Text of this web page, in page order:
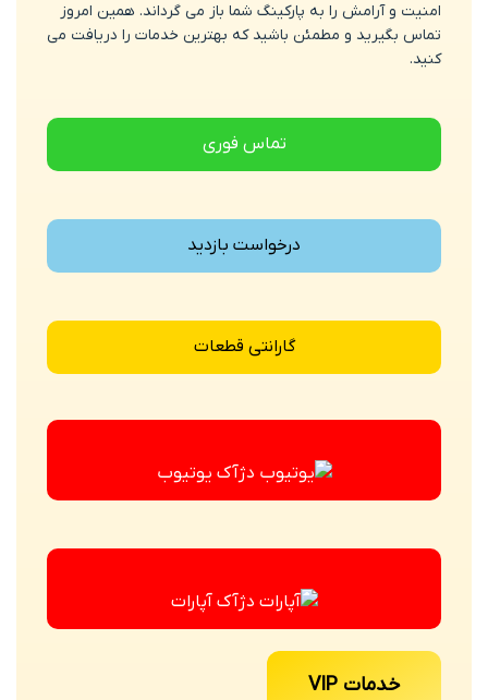
امنیت و آرامش را به پارکینگ شما باز می گرداند. همین امروز
تماس بگیرید و مطمئن باشید که بهترین خدمات را دریافت می
کنید.
تماس فوری
درخواست بازدید
گارانتی قطعات
یوتیوب
آپارات
خدمات VIP